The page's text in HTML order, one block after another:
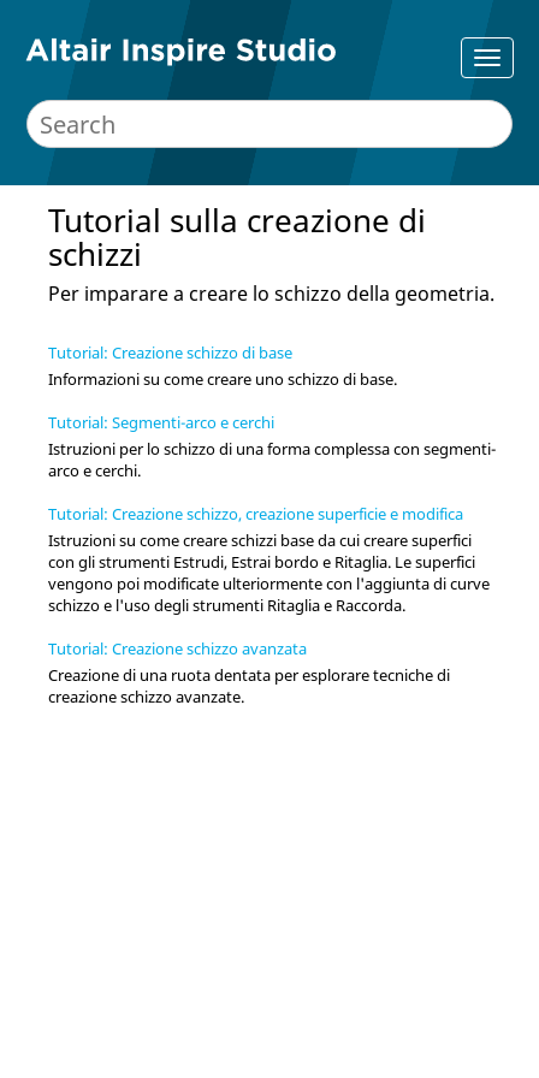
Tutorial sulla creazione di
schizzi
Per imparare a creare lo schizzo della geometria.
Tutorial: Creazione schizzo di base
Informazioni su come creare uno schizzo di base.
Tutorial: Segmenti-arco e cerchi
Istruzioni per lo schizzo di una forma complessa con segmenti-
arco e cerchi.
Tutorial: Creazione schizzo, creazione superficie e modifica
Istruzioni su come creare schizzi base da cui creare superfici
con gli strumenti Estrudi, Estrai bordo e Ritaglia. Le superfici
vengono poi modificate ulteriormente con l'aggiunta di curve
schizzo e l'uso degli strumenti Ritaglia e Raccorda.
Tutorial: Creazione schizzo avanzata
Creazione di una ruota dentata per esplorare tecniche di
creazione schizzo avanzate.